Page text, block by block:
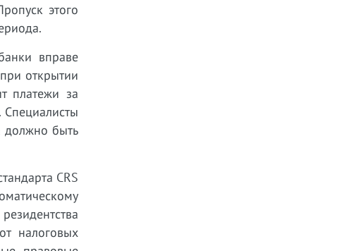
этого
вправе
открытии
платежи за
Специалисты
должно быть
CRS
налоговых